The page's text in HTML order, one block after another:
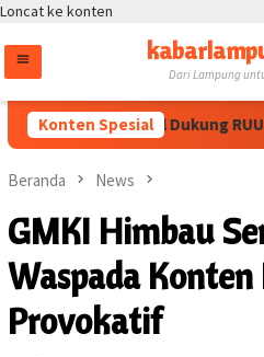
Loncat ke konten
Dari Lampung
Konten Spesial
Masyarakat Sipil Dukung RUU
Beranda News
GMKI Himbau
Waspada Konten
Provokatif